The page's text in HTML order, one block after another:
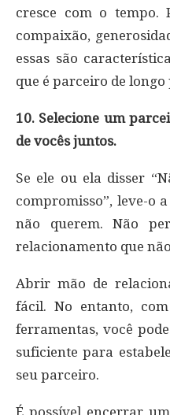
cresce com o tempo.
compaixão,
essas são
que é parceiro de longo
10. Selecione um
de vocês juntos.
Se ele ou ela disser
compromisso”, leve-o
não querem. Não
relacionamento que
Abrir mão de
fácil. No entanto,
ferramentas, você
suficiente para
seu parceiro.
É possível encerrar